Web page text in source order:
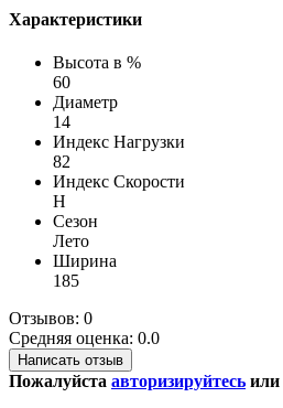
Характеристики
Высота в %
60
Диаметр
14
Индекс Нагрузки
82
Индекс Скорости
H
Сезон
Лето
Ширина
185
Отзывов: 0
Средняя оценка: 0.0
Написать отзыв
Пожалуйста авторизируйтесь или